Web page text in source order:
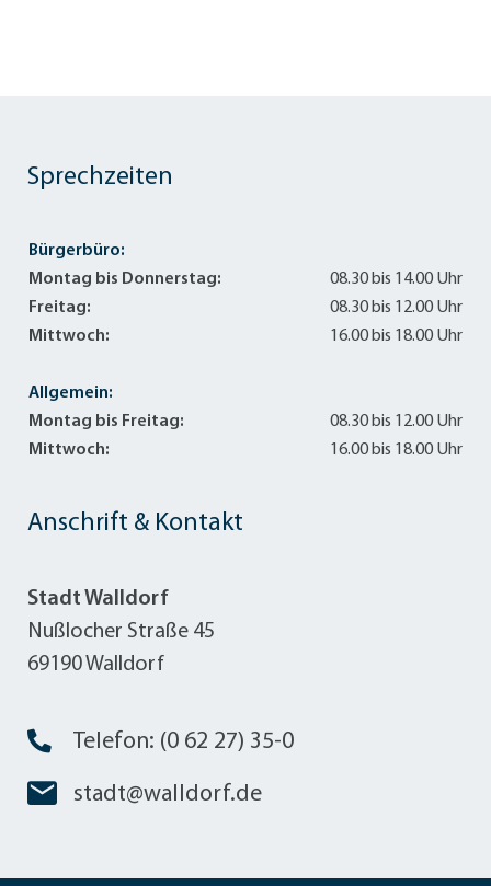
Anschrift & Kontakt
Stadt Walldorf
Nußlocher Straße 45
69190 Walldorf
Telefon: (0 62 27) 35-0
stadt@walldorf.de
Sprechzeiten
Bürgerbüro:
Montag bis Donnerstag:
08.30 bis 14.00 Uhr
Freitag:
08.30 bis 12.00 Uhr
Mittwoch:
16.00 bis 18.00 Uhr
Allgemein:
Montag bis Freitag:
08.30 bis 12.00 Uhr
Mittwoch:
16.00 bis 18.00 Uhr